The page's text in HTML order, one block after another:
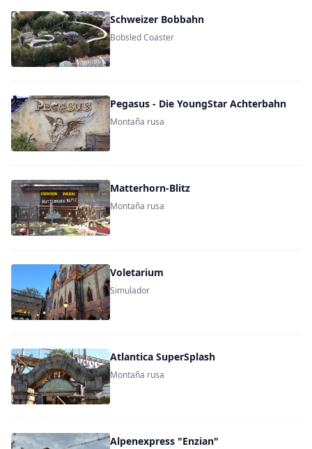
Schweizer Bobbahn
Bobsled Coaster
Pegasus - Die YoungStar Achterbahn
Montaña rusa
Matterhorn-Blitz
Montaña rusa
Voletarium
Simulador
Atlantica SuperSplash
Montaña rusa
Alpenexpress "Enzian"